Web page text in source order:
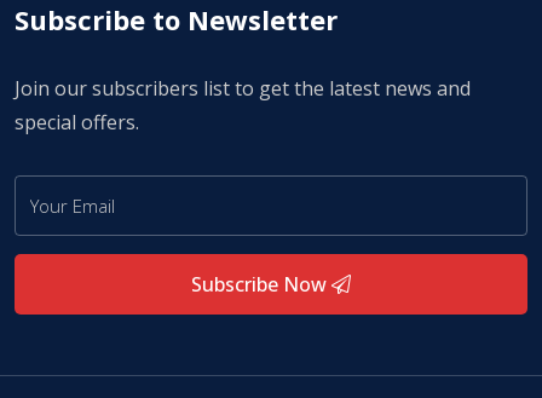
Subscribe to Newsletter
Join our subscribers list to get the latest news and
special offers.
Subscribe Now